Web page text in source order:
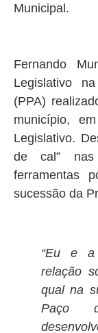
Municipal.
Fernando
Legislativo
(PPA)
município,
Legislativo.
de cal” nas
ferramentas
sucessão da
“Eu e a
relação
qual na
Paço